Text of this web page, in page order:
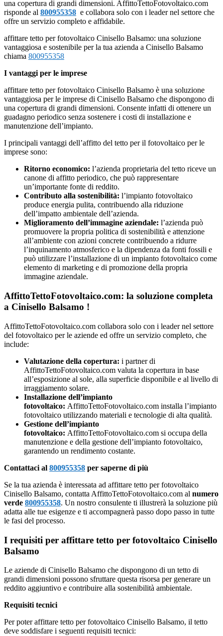
una copertura di grandi dimensioni. AffittoTettoFotovoltaico.com
risponde al 800955358 e collabora solo con i leader nel settore che
offre un servizio completo e affidabile.
affittare tetto per fotovoltaico Cinisello Balsamo: una soluzione
vantaggiosa e sostenibile per la tua azienda a Cinisello Balsamo
chiama 800955358
I vantaggi per le imprese
affittare tetto per fotovoltaico Cinisello Balsamo è una soluzione
vantaggiosa per le imprese di Cinisello Balsamo che dispongono di
una copertura di grandi dimensioni. Consente infatti di ottenere un
guadagno periodico senza sostenere i costi di installazione e
manutenzione dell’impianto.
I principali vantaggi dell’affitto del tetto per il fotovoltaico per le
imprese sono:
Ritorno economico: l’azienda proprietaria del tetto riceve un
canone di affitto periodico, che può rappresentare
un’importante fonte di reddito.
Contributo alla sostenibilità: l’impianto fotovoltaico
produce energia pulita, contribuendo alla riduzione
dell’impatto ambientale dell’azienda.
Miglioramento dell’immagine aziendale: l’azienda può
promuovere la propria politica di sostenibilità e attenzione
all’ambiente con azioni concrete contribuendo a ridurre
l’inquinamento atmosferico e la dipendenza da fonti fossili e
può utilizzare l’installazione di un impianto fotovoltaico come
elemento di marketing e di promozione della propria
immagine aziendale.
AffittoTettoFotovoltaico.com: la soluzione completa
a Cinisello Balsamo !
AffittoTettoFotovoltaico.com collabora solo con i leader nel settore
del fotovoltaico per le aziende ed offre un servizio completo, che
include:
Valutazione della copertura: i partner di
AffittoTettoFotovoltaico.com valuta la copertura in base
all’esposizione al sole, alla superficie disponibile e al livello di
irraggiamento solare.
Installazione dell’impianto
fotovoltaico: AffittoTettoFotovoltaico.com installa l’impianto
fotovoltaico utilizzando materiali e tecnologie di alta qualità.
Gestione dell’impianto
fotovoltaico: AffittoTettoFotovoltaico.com si occupa della
manutenzione e della gestione dell’impianto fotovoltaico,
garantendo un rendimento costante.
Contattaci al 800955358 per saperne di più
Se la tua azienda è interessata ad affittare tetto per fotovoltaico
Cinisello Balsamo, contatta AffittoTettoFotovoltaico.com al numero
verde 800955358. Un nostro consulente ti illustrerà la soluzione più
adatta alle tue esigenze e ti accompagnerà passo dopo passo in tutte
le fasi del processo.
I requisiti per affittare tetto per fotovoltaico Cinisello
Balsamo
Le aziende di Cinisello Balsamo che dispongono di un tetto di
grandi dimensioni possono sfruttare questa risorsa per generare un
reddito aggiuntivo e contribuire alla sostenibilità ambientale.
Requisiti tecnici
Per poter affittare tetto per fotovoltaico Cinisello Balsamo, il tetto
deve soddisfare i seguenti requisiti tecnici: